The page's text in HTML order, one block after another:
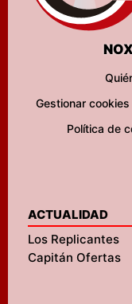
Gestionar
Política de
ACTUALIDAD
Los Replicantes
Capitán Ofertas